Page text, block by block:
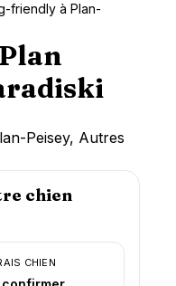
friendly à Plan-
Peisey, Autres
chien
CHIEN